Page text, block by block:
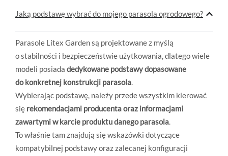
Jaką podstawę wybrać do mojego parasola ogrodowego?
Parasole Litex Garden są projektowane z myślą
o stabilności i bezpieczeństwie użytkowania, dlatego wiele
modeli posiada dedykowane podstawy dopasowane
do konkretnej konstrukcji parasola.
Wybierając podstawę, należy przede wszystkim kierować
się rekomendacjami producenta oraz informacjami
zawartymi w karcie produktu danego parasola.
To właśnie tam znajdują się wskazówki dotyczące
kompatybilnej podstawy oraz zalecanej konfiguracji